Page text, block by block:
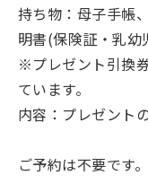
持ち物：母子手帳
明書(保険証・乳幼
※プレゼント引換
ています。
内容：プレゼント
ご予約は不要です